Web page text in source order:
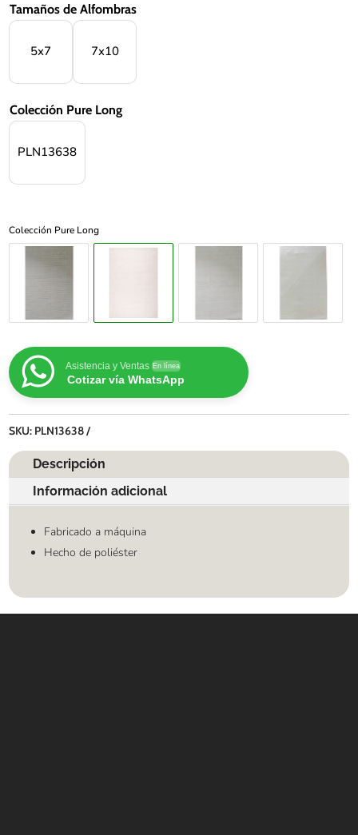
Tamaños de Alfombras
5x7 7x10
Colección Pure Long
PLN13638
Colección Pure Long
Asistencia y Ventas En línea
Cotizar vía WhatsApp
SKU: PLN13638
Descripción
Información adicional
Fabricado a máquina
Hecho de poliéster